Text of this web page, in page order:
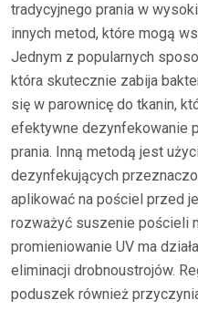
tradycyjnego prania w
innych metod, które mogą
Jednym z popularnych
która skutecznie zabija
się w parownicę do tkanin,
efektywne dezynfekowanie
prania. Inną metodą jest
dezynfekujących
aplikować na pościel przed
rozważyć suszenie pościeli
promieniowanie UV ma
eliminacji drobnoustrojów.
poduszek również